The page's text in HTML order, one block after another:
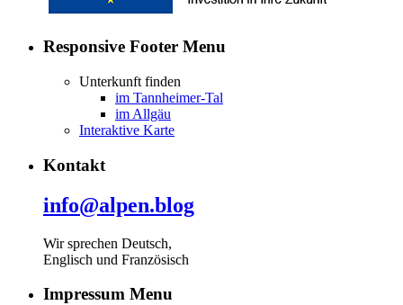
Responsive Footer Menu
Unterkunft finden
im Tannheimer-Tal
im Allgäu
Interaktive Karte
Kontakt
info@alpen.blog
Wir sprechen Deutsch,
Englisch und Französisch
Impressum Menu